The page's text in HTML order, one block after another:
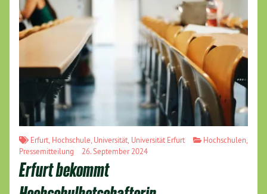
Erfurt, Hochschule, Universität, Universität Erfurt Hochschulen,
Pressemitteilung
26. September 2024
Erfurt bekommt